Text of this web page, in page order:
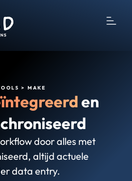
> MAKE
en
door alles met
altijd actuele
data entry.